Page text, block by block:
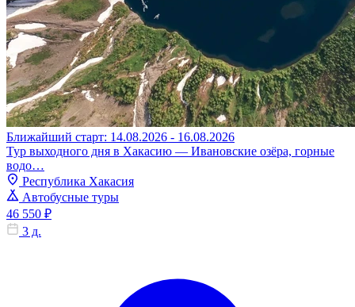
Ближайший старт: 14.08.2026 - 16.08.2026
Тур выходного дня в Хакасию — Ивановские озёра, горные
водо…
Республика Хакасия
Автобусные туры
46 550 ₽
3 д.